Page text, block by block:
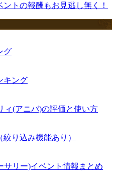
トの報酬もお見逃し無く！
グ
キング
ィ(アニバ)の評価と使い方
り込み機能あり）
サリー)イベント情報まとめ